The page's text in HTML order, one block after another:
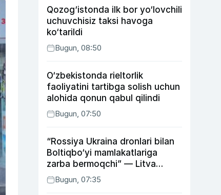
Qozog‘istonda ilk bor yo‘lovchili
uchuvchisiz taksi havoga
ko‘tarildi
Bugun, 08:50
O‘zbekistonda rieltorlik
faoliyatini tartibga solish uchun
alohida qonun qabul qilindi
Bugun, 07:50
“Rossiya Ukraina dronlari bilan
Boltiqbo‘yi mamlakatlariga
zarba bermoqchi” — Litva
mudofaa vaziri
Bugun, 07:35